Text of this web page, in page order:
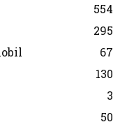
554
295
67
130
3
50